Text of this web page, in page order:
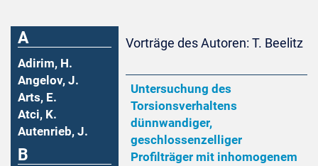
A
Adirim, H.
Angelov, J.
Arts, E.
Atci, K.
Autenrieb, J.
B
Vorträge des Autoren: T. Beelitz
Untersuchung des
Torsionsverhaltens
dünnwandiger,
geschlossenzelliger
Profilträger mit inhomogenem